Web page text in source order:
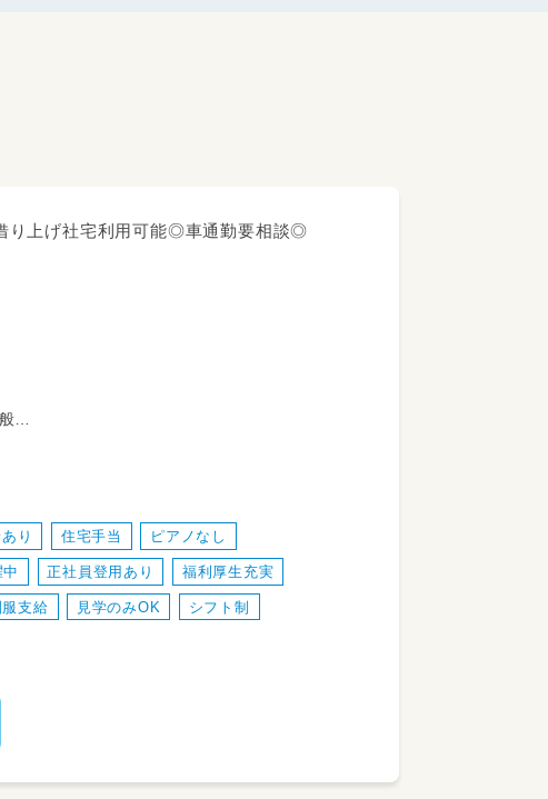
り上げ社宅利用可能◎車通勤要相談◎
ある方はお気軽にお問合せください！
り 住宅手当 ピアノなし
正社員登用あり 福利厚生充実
服支給 見学のみOK シフト制